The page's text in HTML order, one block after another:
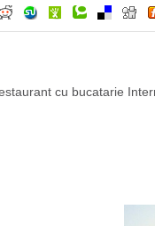
cu bucatarie